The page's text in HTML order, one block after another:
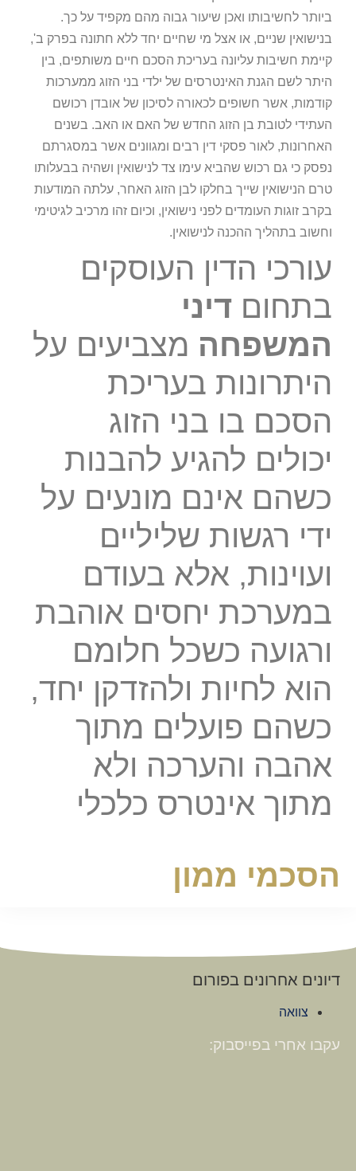
ביותר לחשיבותו ואכן שיעור גבוה מהם מקפיד על כך.
בנישואין שניים, או אצל מי שחיים יחד ללא חתונה בפרק ב',
קיימת חשיבות עליונה בעריכת הסכם חיים משותפים, בין
היתר לשם הגנת האינטרסים של ילדי בני הזוג ממערכות
קודמות, אשר חשופים לכאורה לסיכון של אובדן רכושם
העתידי לטובת בן הזוג החדש של האם או האב. בשנים
האחרונות, לאור פסקי דין רבים ומגוונים אשר במסגרתם
נפסק כי גם רכוש שהביא עימו צד לנישואין ושהיה בבעלותו
טרם הנישואין שייך בחלקו לבן הזוג האחר, עלתה המודעות
בקרב זוגות העומדים לפני נישואין, וכיום זהו מרכיב לגיטימי
וחשוב בתהליך ההכנה לנישואין.
עורכי הדין העוסקים
בתחום דיני
המשפחה מצביעים על
היתרונות בעריכת
הסכם בו בני הזוג
יכולים להגיע להבנות
כשהם אינם מונעים על
ידי רגשות שליליים
ועוינות, אלא בעודם
במערכת יחסים אוהבת
ורגועה כשכל חלומם
הוא לחיות ולהזדקן יחד,
כשהם פועלים מתוך
אהבה והערכה ולא
מתוך אינטרס כלכלי
הסכמי ממון
דיונים אחרונים בפורום
צוואה
עקבו אחרי בפייסבוק: